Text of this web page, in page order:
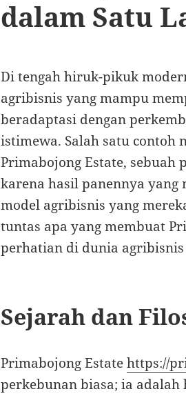
dalam Satu
Di tengah hiruk-pikuk
agribisnis yang mampu
beradaptasi dengan
istimewa. Salah satu
Primabojong Estate,
karena hasil panennya
model agribisnis yang
tuntas apa yang membuat
perhatian di dunia agribisnis
Sejarah dan
Primabojong Estatehttps://
perkebunan biasa; ia